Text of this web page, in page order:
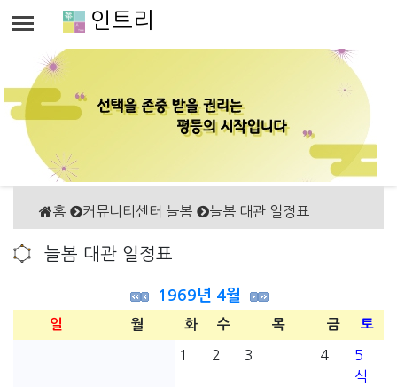
인트리
홈 커뮤니티센터 늘봄 늘봄 대관 일정표
늘봄 대관 일정표
1969년 4월
일 월 화 수 목 금 토
1 2 3 4
5
식